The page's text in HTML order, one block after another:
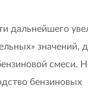
дальнейшего
значений,
смеси.
бензиновых